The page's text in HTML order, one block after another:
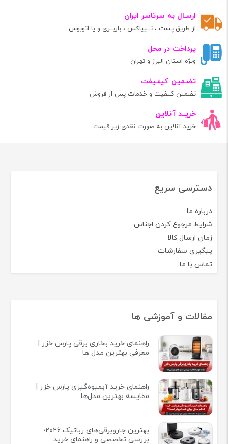
ارسـال به سرتاسر ایران
از طریق پست ، تــیپاکس ، باربــری و یا اتوبوس
پرداخت در محل
ویژه استان البرز و تهران
تضـمین کیفـیفت
تضمین کیفیت و خدمات پس از فروش
خریــد آنلاین
خرید آنلاین به صورت نقدی زیر قیمت
دسترسی سریع
درباره ما
شرایط مرجوع کردن اجناس
زمان ارسال کالا
پیگیری سفارشات
تماس با ما
مقالات و آموزشی ها
راهنمای خرید بخاری برقی پارس خزر |
معرفی بهترین مدل ها
راهنمای خرید آبمیوه‌گیری پارس خزر |
مقایسه بهترین مدل‌ها
بهترین جاروبرقی‌های رباتیک ۲۰۲۶؛
بررسی تخصصی و راهنمای خرید